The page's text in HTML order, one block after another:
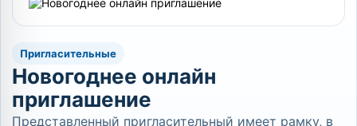
Пригласительные
Новогоднее онлайн
приглашение
Представленный пригласительный имеет рамку, в